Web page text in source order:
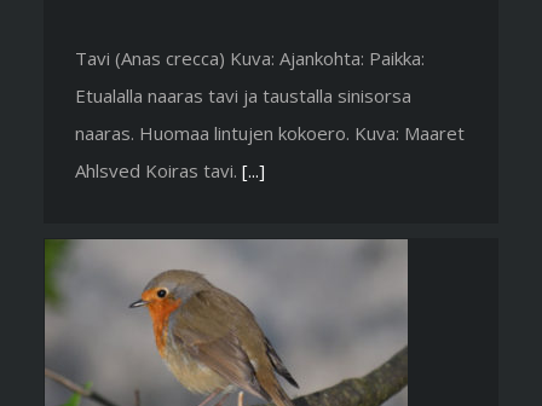
Tavi (Anas crecca) Kuva: Ajankohta: Paikka:
Etualalla naaras tavi ja taustalla sinisorsa
naaras. Huomaa lintujen kokoero. Kuva: Maaret
Ahlsved Koiras tavi. [...]